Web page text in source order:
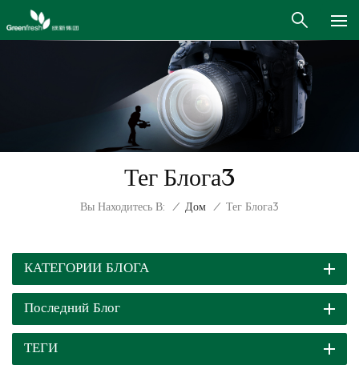
Тег Блога3
Вы Находитесь В: / Дом / Тег Блога3
КАТЕГОРИИ БЛОГА
Последний Блог
ТЕГИ